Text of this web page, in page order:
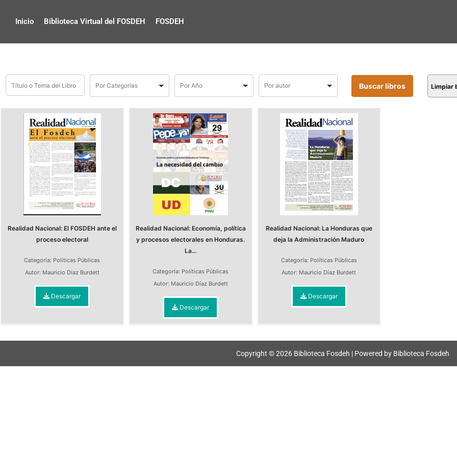
Inicio Biblioteca Virtual del FOSDEH FOSDEH
Limpiar
Realidad Nacional: El FOSDEH ante el
proceso electoral
Categoría: Políticas Públicas
Autor: Mauricio Díaz Burdett
Descargar
Realidad Nacional: Economía, política
y procesos electorales en Honduras.
La...
Categoría: Políticas Públicas
Autor: Mauricio Díaz Burdett
Descargar
Realidad Nacional: La Honduras que
deja la Administración Maduro
Categoría: Políticas Públicas
Autor: Mauricio Díaz Burdett
Descargar
Copyright © 2026 Biblioteca Fosdeh | Powered by Biblioteca Fosdeh